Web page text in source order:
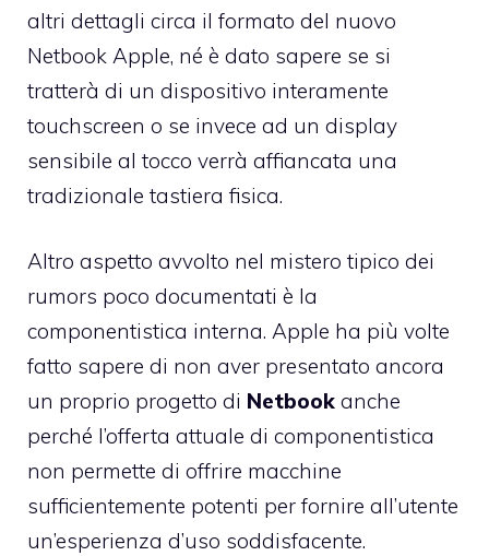
altri dettagli circa il formato del nuovo
Netbook Apple, né è dato sapere se si
tratterà di un dispositivo interamente
touchscreen o se invece ad un display
sensibile al tocco verrà affiancata una
tradizionale tastiera fisica.
Altro aspetto avvolto nel mistero tipico dei
rumors poco documentati è la
componentistica interna. Apple ha più volte
fatto sapere di non aver presentato ancora
un proprio progetto di Netbook anche
perché l’offerta attuale di componentistica
non permette di offrire macchine
sufficientemente potenti per fornire all’utente
un’esperienza d’uso soddisfacente.